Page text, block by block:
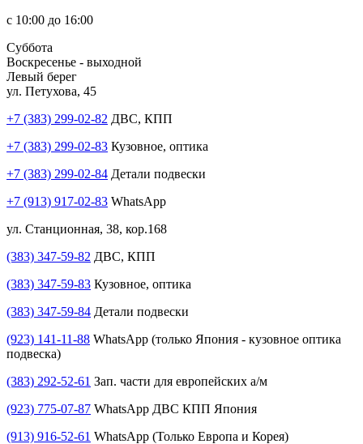
с 10:00 до 16:00
Суббота
Воскресенье - выходной
Левый берег
ул. Петухова, 45
+7 (383) 299-02-82 ДВС, КПП
+7 (383) 299-02-83 Кузовное, оптика
+7 (383) 299-02-84 Детали подвески
+7 (913) 917-02-83 WhatsApp
ул. Станционная, 38, кор.168
(383) 347-59-82 ДВС, КПП
(383) 347-59-83 Кузовное, оптика
(383) 347-59-84 Детали подвески
(923) 141-11-88 WhatsApp (только Япония - кузовное оптика
подвеска)
(383) 292-52-61 Зап. части для европейских а/м
(923) 775-07-87 WhatsApp ДВС КПП Япония
(913) 916-52-61 WhatsApp (Только Европа и Корея)